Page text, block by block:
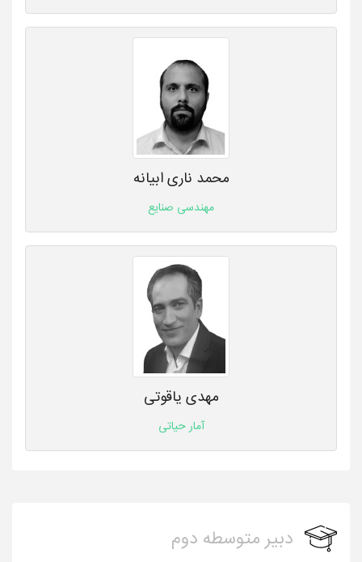
محمد ناری ابیانه
مهندسی صنایع
مهدی یاقوتی
آمار حیاتی
دبیر متوسطه دوم